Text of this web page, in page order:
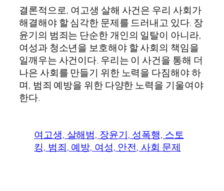
결론적으로, 여고생 살해 사건은 우리 사회가
해결해야 할 심각한 문제를 드러내고 있다. 장
윤기의 범죄는 단순한 개인의 일탈이 아니라,
여성과 청소년을 보호해야 할 사회의 책임을
일깨우는 사건이다. 우리는 이 사건을 통해 더
나은 사회를 만들기 위한 노력을 다짐해야 하
며, 범죄 예방을 위한 다양한 노력을 기울여야
한다.
여고생, 살해범, 장윤기, 성폭행, 스토
킹, 범죄, 예방, 여성, 안전, 사회 문제